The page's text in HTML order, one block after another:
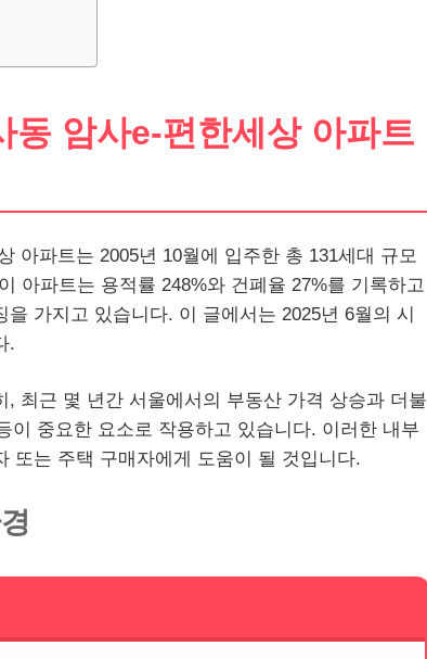
동 암사e-편한세상 아파트
아파트는 2005년 10월에 입주한 총 131세대 규모
아파트는 용적률 248%와 건폐율 27%를 기록하고
가지고 있습니다. 이 글에서는 2025년 6월의 시
.
, 최근 몇 년간 서울에서의 부동산 가격 상승과 더불
중요한 요소로 작용하고 있습니다. 이러한 내부
또는 주택 구매자에게 도움이 될 것입니다.